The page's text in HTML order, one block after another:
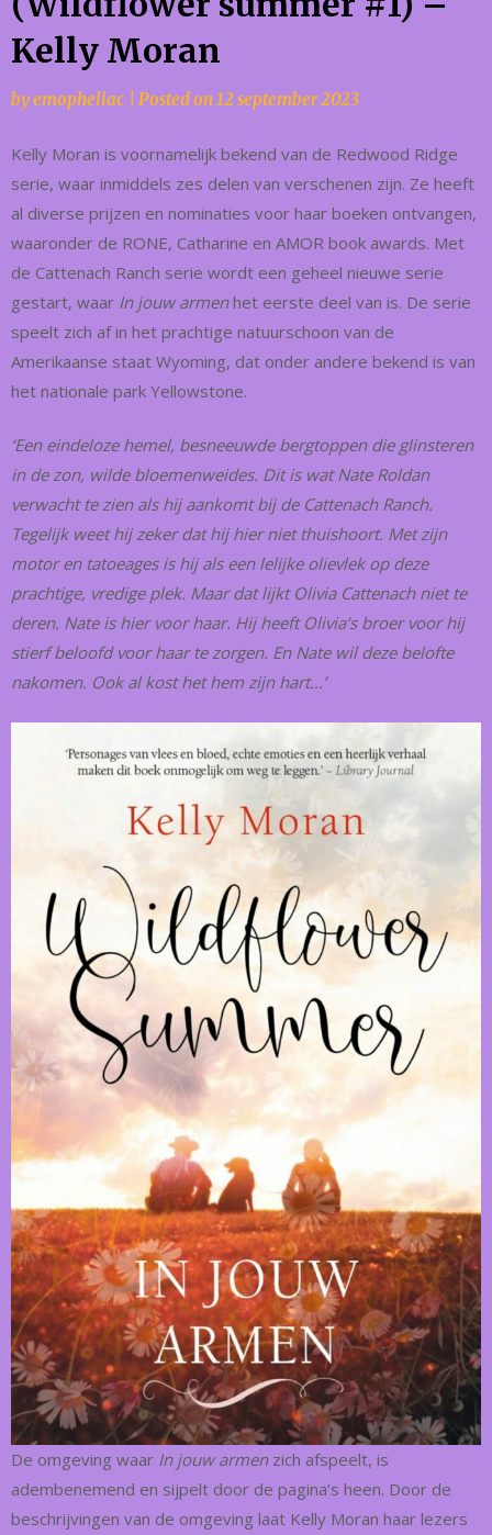
Kelly Moran
byemopheliac Posted on12 september 2023
Kelly Moran is voornamelijk bekend van de Redwood Ridge
serie, waar inmiddels zes delen van verschenen zijn. Ze heeft
al diverse prijzen en nominaties voor haar boeken ontvangen,
waaronder de RONE, Catharine en AMOR book awards. Met
de Cattenach Ranch serie wordt een geheel nieuwe serie
gestart, waar In jouw armenhet eerste deel van is. De serie
speelt zich af in het prachtige natuurschoon van de
Amerikaanse staat Wyoming, dat onder andere bekend is van
het nationale park Yellowstone.
‘Een eindeloze hemel, besneeuwde bergtoppen die glinsteren
in de zon, wilde bloemenweides. Dit is wat Nate Roldan
verwacht te zien als hij aankomt bij de Cattenach Ranch.
Tegelijk weet hij zeker dat hij hier niet thuishoort. Met zijn
motor en tatoeages is hij als een lelijke olievlek op deze
prachtige, vredige plek. Maar dat lijkt Olivia Cattenach niet te
deren. Nate is hier voor haar. Hij heeft Olivia’s broer voor hij
stierf beloofd voor haar te zorgen. En Nate wil deze belofte
nakomen. Ook al kost het hem zijn hart…’
De omgeving waar In jouw armen zich afspeelt, is
adembenemend en sijpelt door de pagina’s heen. Door de
beschrijvingen van de omgeving laat Kelly Moran haar lezers